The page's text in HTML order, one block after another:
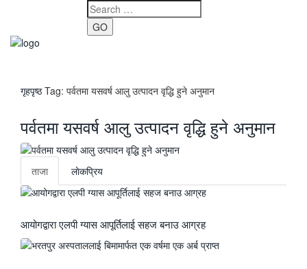
GO
गृहपृष्ठTag: पर्वतमा यसवर्ष आलु उत्पादन वृद्धि हुने अनुमान
पर्वतमा यसवर्ष आलु उत्पादन वृद्धि हुने अनुमान
ताजा लाेकप्रिय
आयोगद्वारा एलपी ग्यास आपूर्तिलाई सहज बनाउ आग्रह